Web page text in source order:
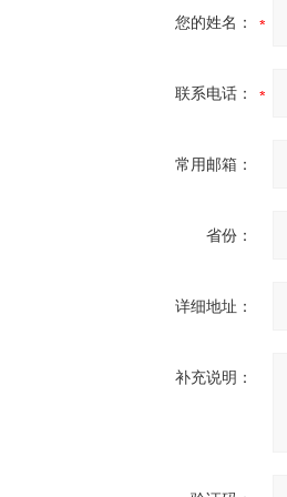
您的姓名：
联系电话：
常用邮箱：
省份：
详细地址：
补充说明：